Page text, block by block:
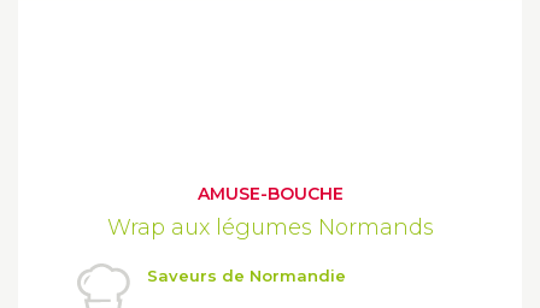
AMUSE-BOUCHE
Wrap aux légumes Normands
Saveurs de Normandie